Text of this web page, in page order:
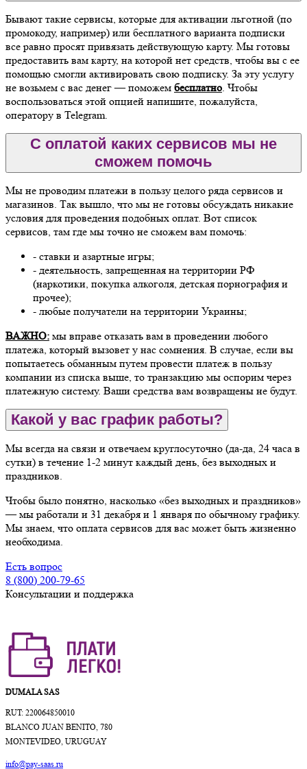
Бывают такие сервисы, которые для активации льготной (по
промокоду, например) или бесплатного варианта подписки
все равно просят привязать действующую карту. Мы готовы
предоставить вам карту, на которой нет средств, чтобы вы с ее
помощью смогли активировать свою подписку. За эту услугу
не возьмем с вас денег — поможем бесплатно. Чтобы
воспользоваться этой опцией напишите, пожалуйста,
оператору в Telegram.
С оплатой каких сервисов мы не
сможем помочь
Мы не проводим платежи в пользу целого ряда сервисов и
магазинов. Так вышло, что мы не готовы обсуждать никакие
условия для проведения подобных оплат. Вот список
сервисов, там где мы точно не сможем вам помочь:
- ставки и азартные игры;
- деятельность, запрещенная на территории РФ
(наркотики, покупка алкоголя, детская порнография и
прочее);
- любые получатели на территории Украины;
ВАЖНО: мы вправе отказать вам в проведении любого
платежа, который вызовет у нас сомнения. В случае, если вы
попытаетесь обманным путем провести платеж в пользу
компании из списка выше, то транзакцию мы оспорим через
платежную систему. Ваши средства вам возвращены не будут.
Какой у вас график работы?
Мы всегда на связи и отвечаем круглосуточно (да-да, 24 часа в
сутки) в течение 1-2 минут каждый день, без выходных и
праздников.
Чтобы было понятно, насколько «без выходных и праздников»
— мы работали и 31 декабря и 1 января по обычному графику.
Мы знаем, что оплата сервисов для вас может быть жизненно
необходима.
Есть вопрос
8 (800) 200-79-65
Консультации и поддержка
DUMALA SAS
RUT: 220064850010
BLANCO JUAN BENITO, 780
MONTEVIDEO, URUGUAY
info@pay-saas.ru